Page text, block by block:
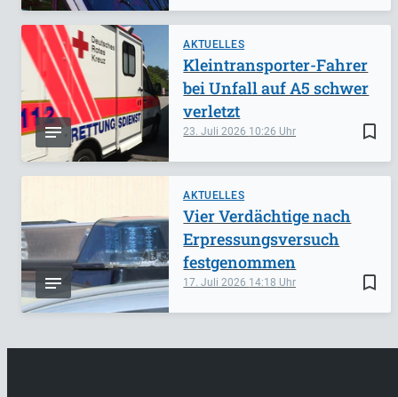
AKTUELLES
bookmark_border
23. Juli 2026 10:26
Kleintransporter-Fahrer
bei Unfall auf A5 schwer
verletzt
AKTUELLES
bookmark_border
17. Juli 2026 14:18
Vier Verdächtige nach
Erpressungsversuch
festgenommen